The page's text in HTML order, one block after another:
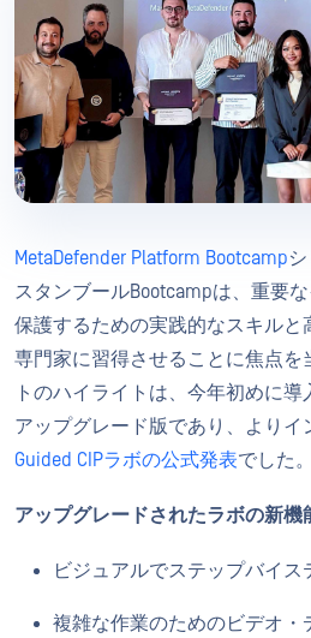
MetaDefender Platform Bootcamp
スタンブールBootcampは、重要
保護するための実践的なスキルと
専門家に習得させることに焦点を
トのハイライトは、今年初めに導
アップグレード版であり、よりイ
Guided CIPラボの公式発表でした。
アップグレードされたラボの新機
ビジュアルでステップバイス
複雑な作業のためのビデオ・